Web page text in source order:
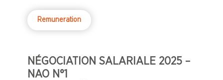
Remuneration
NÉGOCIATION SALARIALE 2025 –
NAO N°1